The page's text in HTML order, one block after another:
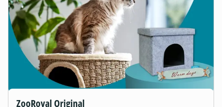
ZooRoyal Original